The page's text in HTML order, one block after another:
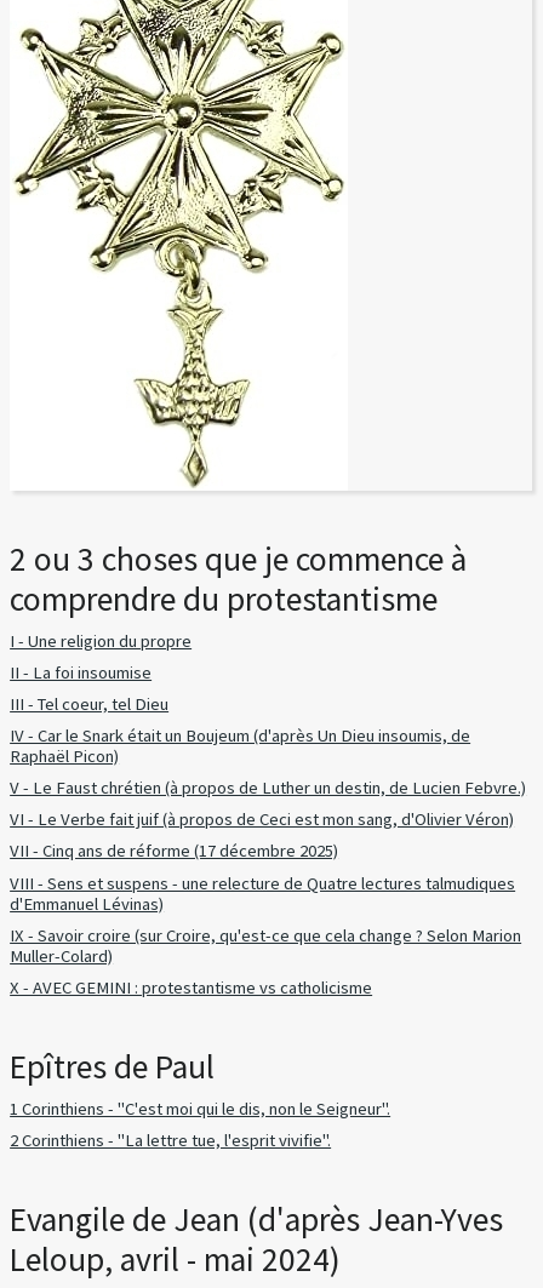
2 ou 3 choses que je commence à
comprendre du protestantisme
I - Une religion du propre
II - La foi insoumise
III - Tel coeur, tel Dieu
IV - Car le Snark était un Boujeum (d'après Un Dieu insoumis, de
Raphaël Picon)
V - Le Faust chrétien (à propos de Luther un destin, de Lucien Febvre.)
VI - Le Verbe fait juif (à propos de Ceci est mon sang, d'Olivier Véron)
VII - Cinq ans de réforme (17 décembre 2025)
VIII - Sens et suspens - une relecture de Quatre lectures talmudiques
d'Emmanuel Lévinas)
IX - Savoir croire (sur Croire, qu'est-ce que cela change ? Selon Marion
Muller-Colard)
X - AVEC GEMINI : protestantisme vs catholicisme
Epîtres de Paul
1 Corinthiens - "C'est moi qui le dis, non le Seigneur".
2 Corinthiens - "La lettre tue, l'esprit vivifie".
Evangile de Jean (d'après Jean-Yves
Leloup, avril - mai 2024)